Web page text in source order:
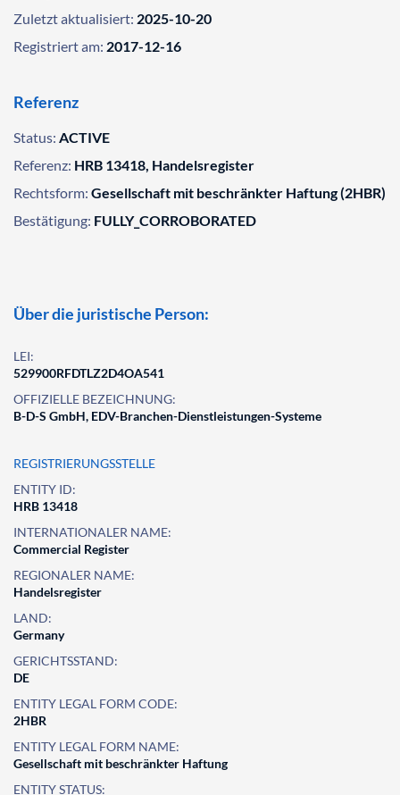
Zuletzt aktualisiert: 2025-10-20
Registriert am: 2017-12-16
Referenz
Status: ACTIVE
Referenz: HRB 13418, Handelsregister
Rechtsform: Gesellschaft mit beschränkter Haftung (2HBR)
Bestätigung: FULLY_CORROBORATED
Über die juristische Person:
LEI:
529900RFDTLZ2D4OA541
OFFIZIELLE BEZEICHNUNG:
B-D-S GmbH, EDV-Branchen-Dienstleistungen-Systeme
REGISTRIERUNGSSTELLE
ENTITY ID:
HRB 13418
INTERNATIONALER NAME:
Commercial Register
REGIONALER NAME:
Handelsregister
LAND:
Germany
GERICHTSSTAND:
DE
ENTITY LEGAL FORM CODE:
2HBR
ENTITY LEGAL FORM NAME:
Gesellschaft mit beschränkter Haftung
ENTITY STATUS: